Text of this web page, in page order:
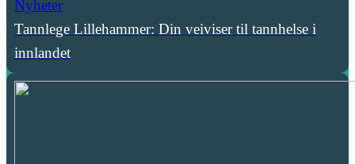
Nyheter
Tannlege Lillehammer: Din veiviser til tannhelse i
innlandet